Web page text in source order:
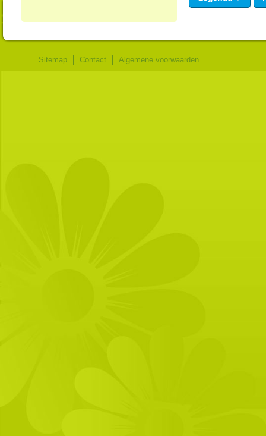
Sitemap Contact Algemene voorwaarden